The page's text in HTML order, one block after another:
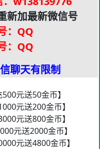
新加最新微信号
：QQ
：QQ
聊天有限制
500元送50金币】
元送200金币】
元送800金币】
元送2000金币】
元送4800金币】